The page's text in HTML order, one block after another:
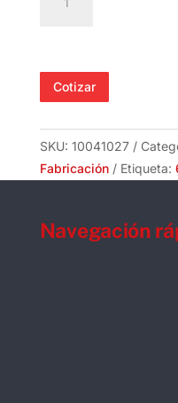
Brite
Marrón
3M
Cotizar
SKU: 10041027
Fabricación
Etiqueta:
Navegación